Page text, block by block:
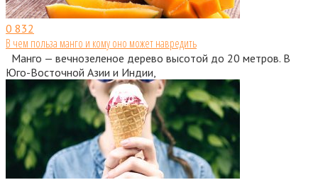
0 832
В чем польза манго и кому оно может навредить
Манго — вечнозеленое дерево высотой до 20 метров. В
Юго-Восточной Азии и Индии,